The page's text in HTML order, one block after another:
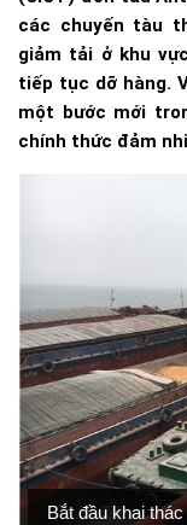
các chuyến tàu
giảm tải ở khu
tiếp tục dỡ hàng.
một bước mới
chính thức đảm
Bắt đầu khai thác